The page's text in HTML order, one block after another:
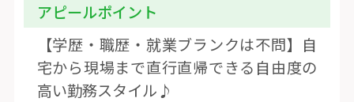
アピールポイント
【学歴・職歴・就業ブランクは不問】自
宅から現場まで直行直帰できる自由度の
高い勤務スタイル♪